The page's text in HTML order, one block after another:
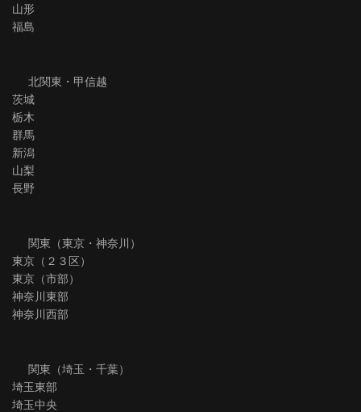
山形
福島
北関東・甲信越
茨城
栃木
群馬
新潟
山梨
長野
関東（東京・神奈川）
東京（２３区）
東京（市部）
神奈川東部
神奈川西部
関東（埼玉・千葉）
埼玉東部
埼玉中央